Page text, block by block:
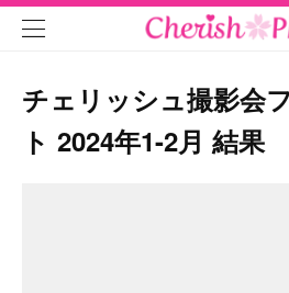
チェリッシュ撮影会
ト 2024年1-2月 結果